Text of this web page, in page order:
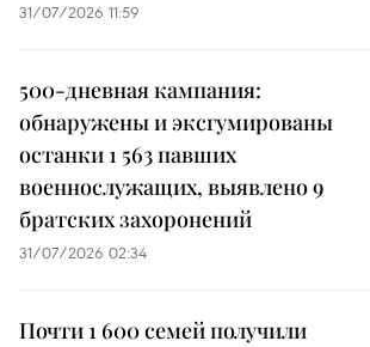
31/07/2026 11:59
500-дневная кампания:
обнаружены и эксгумированы
останки 1 563 павших
военнослужащих, выявлено 9
братских захоронений
31/07/2026 02:34
Почти 1 600 семей получили